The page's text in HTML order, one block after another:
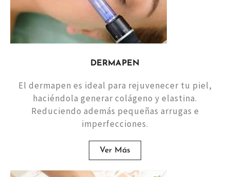
DERMAPEN
El dermapen es ideal para rejuvenecer tu piel,
haciéndola generar colágeno y elastina.
Reduciendo además pequeñas arrugas e
imperfecciones.
Ver Más